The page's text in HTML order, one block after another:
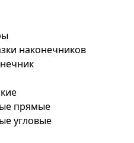
наконечников
прямые
угловые